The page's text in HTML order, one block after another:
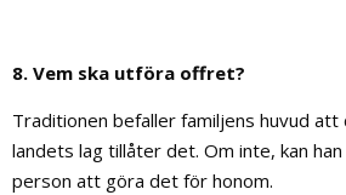
8. Vem ska utföra offret?
Traditionen befaller familjens huvud
landets lag tillåter det. Om inte, kan
person att göra det för honom.